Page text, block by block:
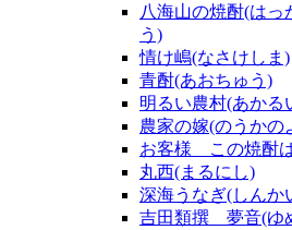
八海山の焼酎(はっ
う)
情け嶋(なさけしま)
青酎(あおちゅう)
明るい農村(あかる
農家の嫁(のうかの
お客様 この焼酎
丸西(まるにし)
深海うなぎ(しんか
吉田類撰 夢音(ゆ